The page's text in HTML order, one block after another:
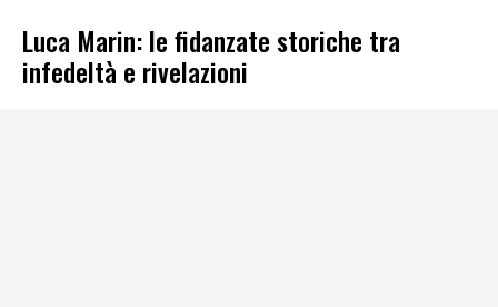
Luca Marin: le fidanzate storiche tra
infedeltà e rivelazioni